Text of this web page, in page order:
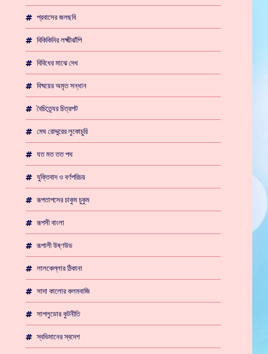
প্রবাসের জলছবি
বিকিকিনির লক্ষ্মীঝাঁপি
বিবিধের মাঝে দেখ
বিষ্ময়ের অমৃত সন্ধান
বৈচিত্র্যের চিত্রপট
মেঘ রোদ্দুরের লুকোচুরি
যত মত তত পথ
যুক্তিবাদ ও বর্ণপরিচয়
রূপতাপসের চাকুম চুকুম
রূপসী বাংলা
রূপালী উষ্ণউড
লালকেল্লার ঠিকানা
সাদা কালোর কলমবাজি
সাপলুডোর কুটনীতি
স্বভিমানের স্বদেশ